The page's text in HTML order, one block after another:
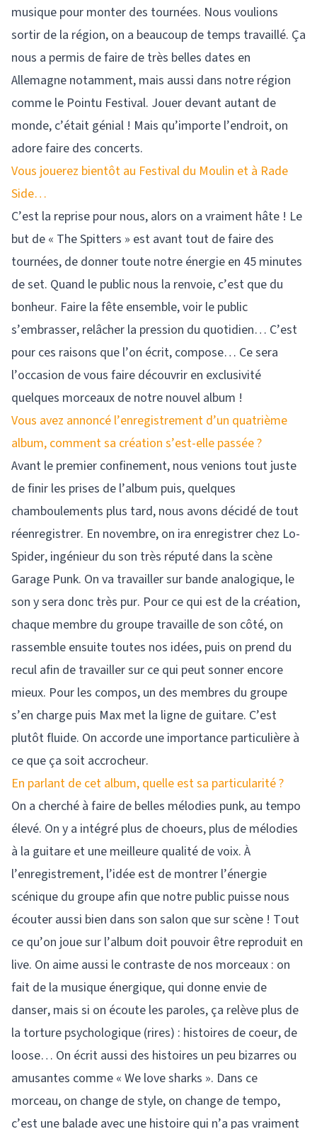
musique pour monter des tournées. Nous voulions
sortir de la région, on a beaucoup de temps travaillé. Ça
nous a permis de faire de très belles dates en
Allemagne notamment, mais aussi dans notre région
comme le Pointu Festival. Jouer devant autant de
monde, c’était génial ! Mais qu’importe l’endroit, on
adore faire des concerts.
Vous jouerez bientôt au Festival du Moulin et à Rade
Side…
C’est la reprise pour nous, alors on a vraiment hâte ! Le
but de « The Spitters » est avant tout de faire des
tournées, de donner toute notre énergie en 45 minutes
de set. Quand le public nous la renvoie, c’est que du
bonheur. Faire la fête ensemble, voir le public
s’embrasser, relâcher la pression du quotidien… C’est
pour ces raisons que l’on écrit, compose… Ce sera
l’occasion de vous faire découvrir en exclusivité
quelques morceaux de notre nouvel album !
Vous avez annoncé l’enregistrement d’un quatrième
album, comment sa création s’est-elle passée ?
Avant le premier confinement, nous venions tout juste
de finir les prises de l’album puis, quelques
chamboulements plus tard, nous avons décidé de tout
réenregistrer. En novembre, on ira enregistrer chez Lo-
Spider, ingénieur du son très réputé dans la scène
Garage Punk. On va travailler sur bande analogique, le
son y sera donc très pur. Pour ce qui est de la création,
chaque membre du groupe travaille de son côté, on
rassemble ensuite toutes nos idées, puis on prend du
recul afin de travailler sur ce qui peut sonner encore
mieux. Pour les compos, un des membres du groupe
s’en charge puis Max met la ligne de guitare. C’est
plutôt fluide. On accorde une importance particulière à
ce que ça soit accrocheur.
En parlant de cet album, quelle est sa particularité ?
On a cherché à faire de belles mélodies punk, au tempo
élevé. On y a intégré plus de choeurs, plus de mélodies
à la guitare et une meilleure qualité de voix. À
l’enregistrement, l’idée est de montrer l’énergie
scénique du groupe afin que notre public puisse nous
écouter aussi bien dans son salon que sur scène ! Tout
ce qu’on joue sur l’album doit pouvoir être reproduit en
live. On aime aussi le contraste de nos morceaux : on
fait de la musique énergique, qui donne envie de
danser, mais si on écoute les paroles, ça relève plus de
la torture psychologique (rires) : histoires de coeur, de
loose… On écrit aussi des histoires un peu bizarres ou
amusantes comme « We love sharks ». Dans ce
morceau, on change de style, on change de tempo,
c’est une balade avec une histoire qui n’a pas vraiment